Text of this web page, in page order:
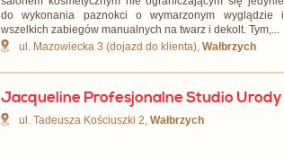
do wykonania paznokci o wymarzonym wyglądzie i
wszelkich zabiegów manualnych na twarz i dekolt. Tym,...
ul. Mazowiecka 3 (dojazd do klienta), Wałbrzych
Jacqueline Profesjonalne Studio Urody
ul. Tadeusza Kościuszki 2, Wałbrzych